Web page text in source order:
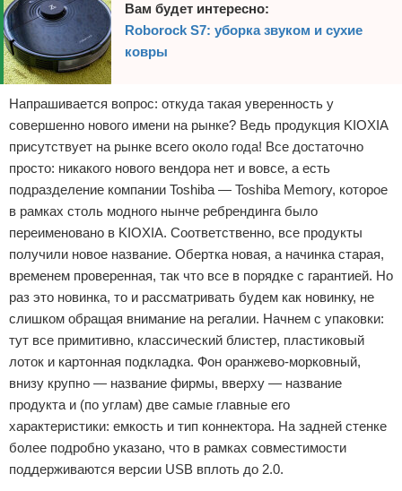
Вам будет интересно:
Roborock S7: уборка звуком и сухие
ковры
Напрашивается вопрос: откуда такая уверенность у
совершенно нового имени на рынке? Ведь продукция KIOXIA
присутствует на рынке всего около года! Все достаточно
просто: никакого нового вендора нет и вовсе, а есть
подразделение компании Toshiba — Toshiba Memory, которое
в рамках столь модного нынче ребрендинга было
переименовано в KIOXIA. Соответственно, все продукты
получили новое название. Обертка новая, а начинка старая,
временем проверенная, так что все в порядке с гарантией. Но
раз это новинка, то и рассматривать будем как новинку, не
слишком обращая внимание на регалии. Начнем с упаковки:
тут все примитивно, классический блистер, пластиковый
лоток и картонная подкладка. Фон оранжево-морковный,
внизу крупно — название фирмы, вверху — название
продукта и (по углам) две самые главные его
характеристики: емкость и тип коннектора. На задней стенке
более подробно указано, что в рамках совместимости
поддерживаются версии USB вплоть до 2.0.